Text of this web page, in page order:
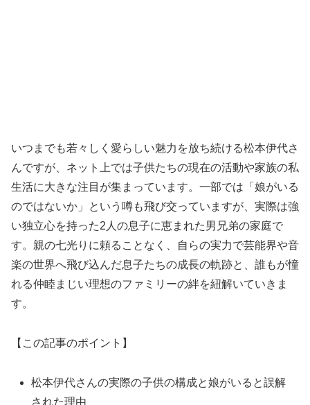
いつまでも若々しく愛らしい魅力を放ち続ける松本伊代さ
んですが、ネット上では子供たちの現在の活動や家族の私
生活に大きな注目が集まっています。一部では「娘がいる
のではないか」という噂も飛び交っていますが、実際は強
い独立心を持った2人の息子に恵まれた男兄弟の家庭で
す。親の七光りに頼ることなく、自らの実力で芸能界や音
楽の世界へ飛び込んだ息子たちの成長の軌跡と、誰もが憧
れる仲睦まじい理想のファミリーの絆を紐解いていきま
す。
【この記事のポイント】
松本伊代さんの実際の子供の構成と娘がいると誤解
された理由